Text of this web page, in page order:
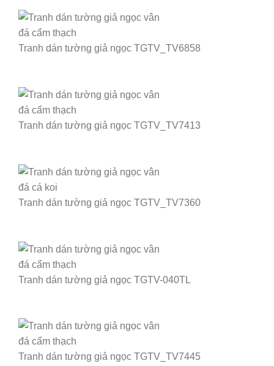
Tranh dán tường giả ngọc TGTV_TV6858
Tranh dán tường giả ngọc TGTV_TV7413
Tranh dán tường giả ngọc TGTV_TV7360
Tranh dán tường giả ngọc TGTV-040TL
Tranh dán tường giả ngọc TGTV_TV7445